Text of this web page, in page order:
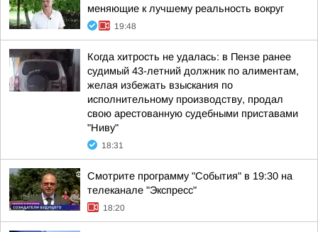
меняющие к лучшему реальность вокруг
19:48
Когда хитрость не удалась: в Пензе ранее
судимый 43-летний должник по алиментам,
желая избежать взыскания по
исполнительному производству, продал
свою арестованную судебными приставами
"Ниву"
18:31
Смотрите программу "События" в 19:30 на
телеканале "Экспресс"
18:20